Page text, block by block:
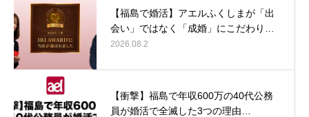
【福島で婚活】アエルふくしまが「出
会い」ではなく「成婚」にこだわり…
2026.08.2
【衝撃】福島で年収600万の40代公務
員が婚活で全滅した3つの理由…